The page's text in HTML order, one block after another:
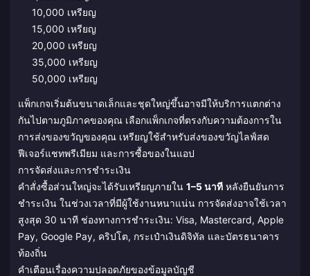
10,000 เหรียญ
15,000 เหรียญ
20,000 เหรียญ
35,000 เหรียญ
50,000 เหรียญ
แพ็กเกจเริ่มต้นขนาดเล็กและชุดใหญ่ขึ้นอาจมีให้บริการแตกต่าง
กันไปตามภูมิภาคของคุณ เลือกแพ็กเกจที่ตรงกับความต้องการใน
การส่งของขวัญของคุณ เหรียญใช้สำหรับส่งของขวัญไลฟ์สด
ฟีเจอร์แชทพรีเมียม และการซื้อของในแอป
การจัดส่งและการชำระเงิน
คำสั่งซื้อส่วนใหญ่จะได้รับเหรียญภายใน 1–5 นาที หลังยืนยันการ
ชำระเงิน ในช่วงเวลาที่มีผู้ใช้งานหนาแน่น การจัดส่งอาจใช้เวลา
สูงสุด 30 นาที ช่องทางการชำระเงิน: Visa, Mastercard, Apple
Pay, Google Pay, คริปโต, กระเป๋าเงินดิจิทัล และบัตรธนาคาร
ท้องถิ่น
คำเตือนเรื่องความปลอดภัยของข้อมูลบัญชี